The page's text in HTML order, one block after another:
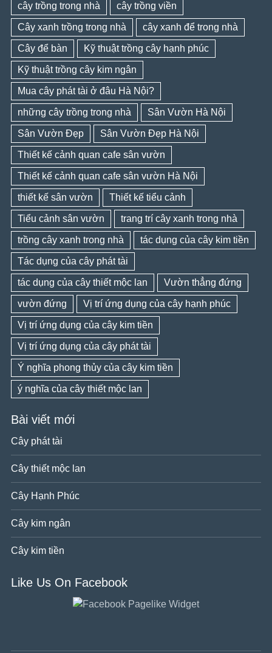
cây trồng trong nhà cây trồng viền
Cây xanh trồng trong nhà cây xanh để trong nhà
Cây để bàn Kỹ thuật trồng cây hạnh phúc
Kỹ thuật trồng cây kim ngân
Mua cây phát tài ở đâu Hà Nội?
những cây trồng trong nhà Sân Vườn Hà Nội
Sân Vườn Đẹp Sân Vườn Đẹp Hà Nội
Thiết kế cảnh quan cafe sân vườn
Thiết kế cảnh quan cafe sân vườn Hà Nội
thiết kế sân vườn Thiết kế tiểu cảnh
Tiểu cảnh sân vườn trang trí cây xanh trong nhà
trồng cây xanh trong nhà tác dụng của cây kim tiền
Tác dụng của cây phát tài
tác dụng của cây thiết mộc lan Vườn thẳng đứng
vườn đứng Vị trí ứng dụng của cây hạnh phúc
Vị trí ứng dụng của cây kim tiền
Vị trí ứng dụng của cây phát tài
Ý nghĩa phong thủy của cây kim tiền
ý nghĩa của cây thiết mộc lan
Bài viết mới
Cây phát tài
Cây thiết mộc lan
Cây Hạnh Phúc
Cây kim ngân
Cây kim tiền
Like Us On Facebook